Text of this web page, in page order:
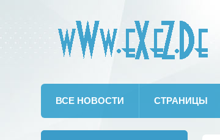
ВСЕ НОВОСТИ СТРАНИЦЫ